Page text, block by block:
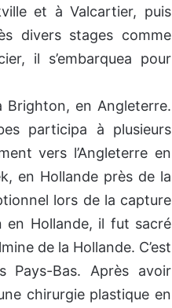
et à Valcartier, puis
divers stages comme
il s’embarquea pour
Brighton, en Angleterre.
participa à plusieurs
vers l’Angleterre en
en Hollande près de la
lors de la capture
en Hollande, il fut sacré
de la Hollande. C’est
Pays-Bas. Après avoir
chirurgie plastique en